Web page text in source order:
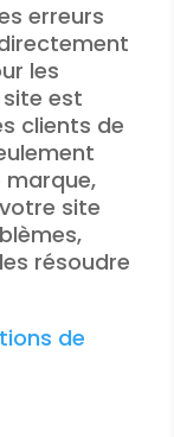
erreurs
les
site est
clients de
site
résoudre
de